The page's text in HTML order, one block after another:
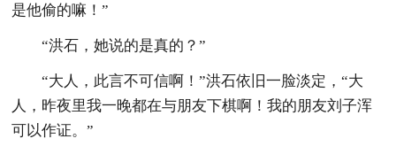
是他偷的嘛！”
“洪石，她说的是真的？”
“大人，此言不可信啊！”洪石依旧一脸淡定，“大
人，昨夜里我一晚都在与朋友下棋啊！我的朋友刘子浑
可以作证。”